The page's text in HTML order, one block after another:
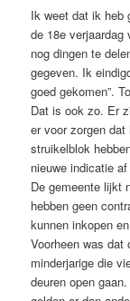
Ik weet dat ik heb
de 18e
nog dingen te
gegeven. Ik
goed gekomen”.
Dat is ook zo. Er
er voor zorgen
struikelblok
nieuwe indicatie
De gemeente lijkt
hebben geen
kunnen inkopen
Voorheen was
minderjarige die
deuren open